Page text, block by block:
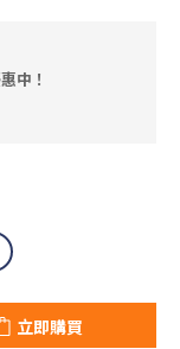
中！
立即購買